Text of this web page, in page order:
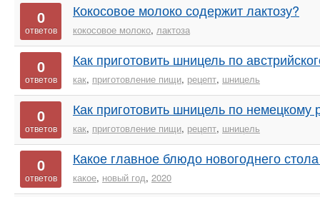
0
ответов
Кокосовое молоко содержит лактозу?
кокосовое молоко, лактоза
0
ответов
Как приготовить шницель по
как, приготовление пищи, рецепт, шницель
0
ответов
Как приготовить шницель по немецкому
как, приготовление пищи, рецепт, шницель
0
ответов
Какое главное блюдо новогоднего
какое, новый год, 2020